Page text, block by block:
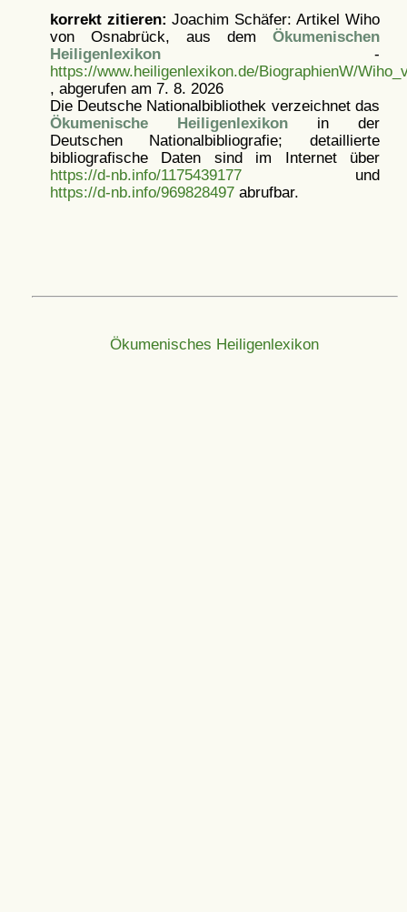
korrekt zitieren: Joachim Schäfer: ArtikelWiho
von Osnabrück, aus dem Ökumenischen
Heiligenlexikon-
https://www.heiligenlexikon.de/BiographienW/
, abgerufen am 7. 8. 2026
Die Deutsche Nationalbibliothek verzeichnet das
Ökumenische Heiligenlexikonin der
Deutschen Nationalbibliografie; detaillierte
bibliografische Daten sind im Internet über
https://d-nb.info/1175439177und
https://d-nb.info/969828497abrufbar.
Ökumenisches Heiligenlexikon